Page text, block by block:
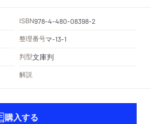
ISBN978-4-480-08398-2
整理番号マ-13-1
判型文庫判
解説
購入する